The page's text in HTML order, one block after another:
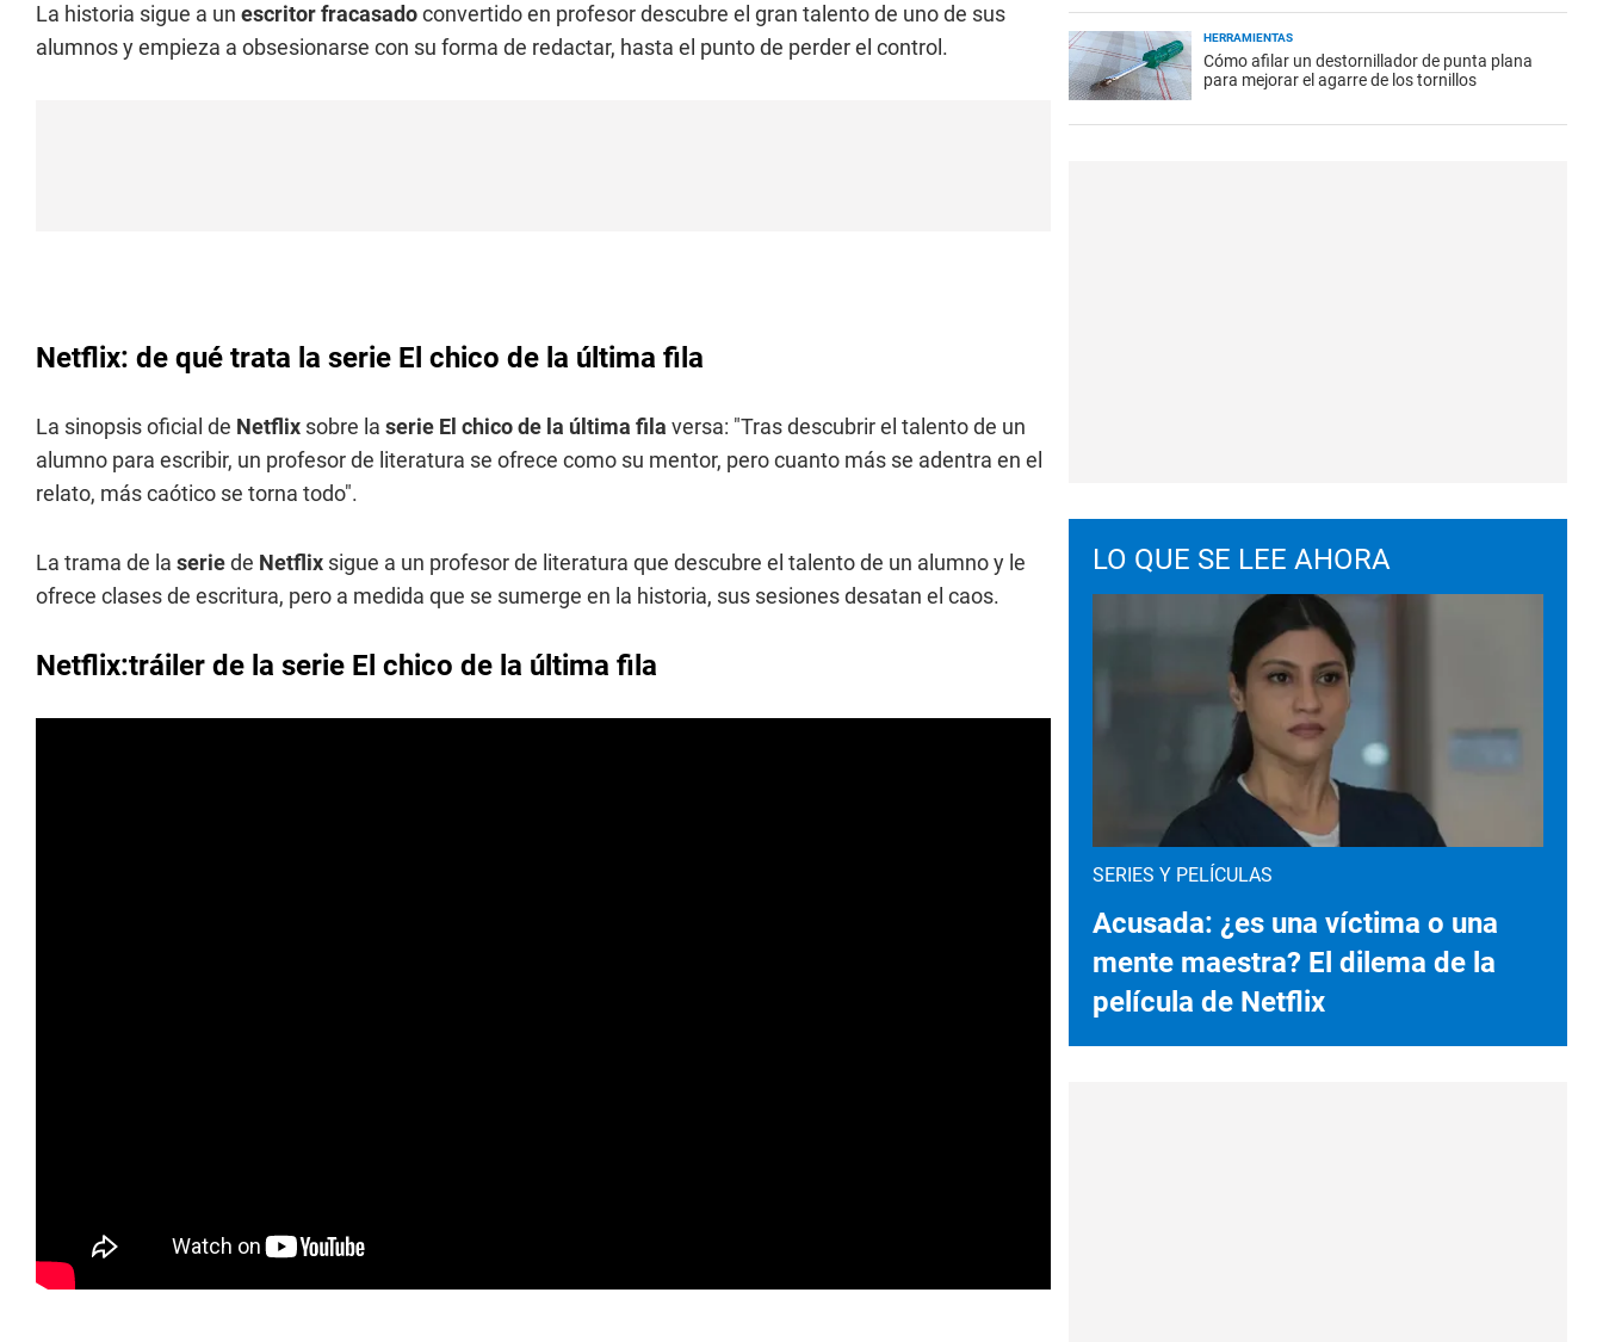
La historia sigue a un escritor fracasadoconvertido en profesor descubre el gran talento de uno de sus
alumnos y empieza a obsesionarse con su forma de redactar, hasta el punto de perder el control.
Netflix: de qué trata la serie El chico de la última fila
La sinopsis oficial de Netflix sobre la serie El chico de la última fila versa: "Tras descubrir el talento de un
alumno para escribir, un profesor de literatura se ofrece como su mentor, pero cuanto más se adentra en el
relato, más caótico se torna todo".
La trama de la seriede Netflix sigue a un profesor de literatura que descubre el talento de un alumno y le
ofrece clases de escritura, pero a medida que se sumerge en la historia, sus sesiones desatan el caos.
Netflix:tráiler de la serie El chico de la última fila
HERRAMIENTAS
Cómo afilar un destornillador de punta plana
para mejorar el agarre de los tornillos
LO QUE SE LEE AHORA
SERIES Y PELÍCULAS
Acusada: ¿es una víctima o una
mente maestra? El dilema de la
película de Netflix